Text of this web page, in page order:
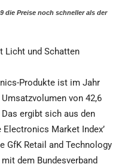
die Preise noch schneller als der
Licht und Schatten
Produkte ist im Jahr
von 42,6
ergibt sich aus den
Market Index’
GfK Retail and Technology
dem Bundesverband